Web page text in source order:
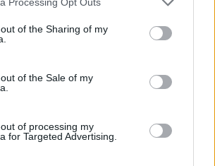
visit or usage behaviour. You may click to
to Google and its third-party tags to
specified purposes in below Google
of the Sharing of my
of the Sale of my
of processing my
for Targeted Advertising.